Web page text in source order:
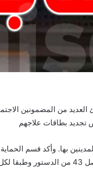
من المضمونين
بطاقات علاجهم
بها. وأكد قسم الحماية